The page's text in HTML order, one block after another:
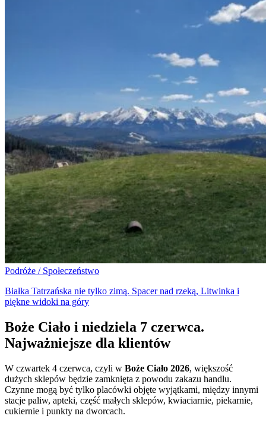
Podróże / Społeczeństwo
Białka Tatrzańska nie tylko zimą. Spacer nad rzeką, Litwinka i
piękne widoki na góry
Boże Ciało i niedziela 7 czerwca.
Najważniejsze dla klientów
W czwartek 4 czerwca, czyli w Boże Ciało 2026, większość
dużych sklepów będzie zamknięta z powodu zakazu handlu.
Czynne mogą być tylko placówki objęte wyjątkami, między innymi
stacje paliw, apteki, część małych sklepów, kwiaciarnie, piekarnie,
cukiernie i punkty na dworcach.